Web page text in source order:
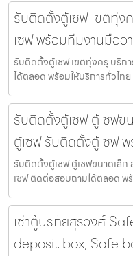
รับติดตั้งตู้เซฟ เขตทุ่
เซฟ พร้อมทีมงานมืออ
รับติดตั้งตู้เซฟ เขตทุ่งครุ บริก
ได้ตลอด พร้อมให้บริการทั่วไท
รับติดตั้งตู้เซฟ ตู้เซฟ
ตู้เซฟ รับติดตั้งตู้เซฟ
รับติดตั้งตู้เซฟ ตู้เซฟขนาดเล็
เซฟ ติดต่อสอบถามได้ตลอด พ
เช่าตู้นิรภัยสุรวงศ์
deposit box, Safe